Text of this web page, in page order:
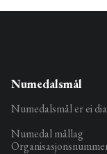
Numedalsmål
Numedalsmål er ei
Numedal mållag